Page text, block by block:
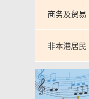
商务及贸易
非本港居民